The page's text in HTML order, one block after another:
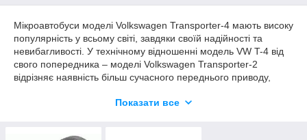
Мікроавтобуси моделі Volkswagen Transporter-4 мають високу
популярність у всьому світі, завдяки своїй надійності та
невибагливості. У технічному відношенні модель VW T-4 від
свого попередника – моделі Volkswagen Transporter-2
відрізняє наявність більш сучасного переднього приводу,
розташування двигуна.
базу 2,93, а в більшому варіанті - 3,32 метра. Існує три
Показати все